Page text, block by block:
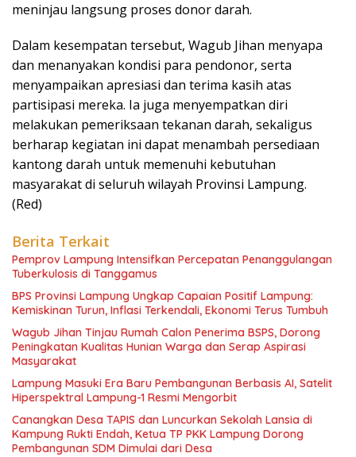
meninjau langsung proses donor darah.
Dalam kesempatan tersebut, Wagub Jihan menyapa
dan menanyakan kondisi para pendonor, serta
menyampaikan apresiasi dan terima kasih atas
partisipasi mereka. Ia juga menyempatkan diri
melakukan pemeriksaan tekanan darah, sekaligus
berharap kegiatan ini dapat menambah persediaan
kantong darah untuk memenuhi kebutuhan
masyarakat di seluruh wilayah Provinsi Lampung.
(Red)
Berita Terkait
Pemprov Lampung Intensifkan Percepatan Penanggulangan
Tuberkulosis di Tanggamus
BPS Provinsi Lampung Ungkap Capaian Positif Lampung:
Kemiskinan Turun, Inflasi Terkendali, Ekonomi Terus Tumbuh
Wagub Jihan Tinjau Rumah Calon Penerima BSPS, Dorong
Peningkatan Kualitas Hunian Warga dan Serap Aspirasi
Masyarakat
Lampung Masuki Era Baru Pembangunan Berbasis AI, Satelit
Hiperspektral Lampung-1 Resmi Mengorbit
Canangkan Desa TAPIS dan Luncurkan Sekolah Lansia di
Kampung Rukti Endah, Ketua TP PKK Lampung Dorong
Pembangunan SDM Dimulai dari Desa